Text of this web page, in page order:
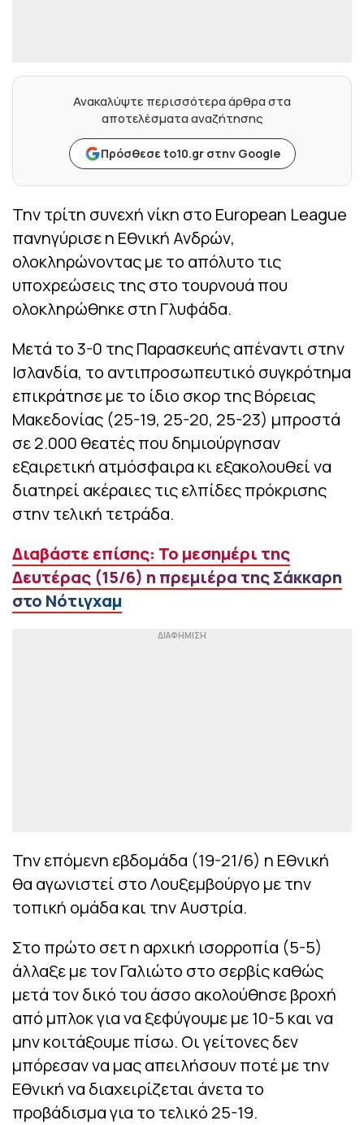
Ανακαλύψτε περισσότερα άρθρα στα
αποτελέσματα αναζήτησης
Πρόσθεσε to10.gr στην Google
Την τρίτη συνεχή νίκη στο European League
πανηγύρισε η Εθνική Ανδρών,
ολοκληρώνοντας με το απόλυτο τις
υποχρεώσεις της στο τουρνουά που
ολοκληρώθηκε στη Γλυφάδα.
Μετά το 3-0 της Παρασκευής απέναντι στην
Ισλανδία, το αντιπροσωπευτικό συγκρότημα
επικράτησε με το ίδιο σκορ της Βόρειας
Μακεδονίας (25-19, 25-20, 25-23) μπροστά
σε 2.000 θεατές που δημιούργησαν
εξαιρετική ατμόσφαιρα κι εξακολουθεί να
διατηρεί ακέραιες τις ελπίδες πρόκρισης
στην τελική τετράδα.
Διαβάστε επίσης: Το μεσημέρι της
Δευτέρας (15/6) η πρεμιέρα της Σάκκαρη
στο Νότιγχαμ
Την επόμενη εβδομάδα (19-21/6) η Εθνική
θα αγωνιστεί στο Λουξεμβούργο με την
τοπική ομάδα και την Αυστρία.
Στο πρώτο σετ η αρχική ισορροπία (5-5)
άλλαξε με τον Γαλιώτο στο σερβίς καθώς
μετά τον δικό του άσσο ακολούθησε βροχή
από μπλοκ για να ξεφύγουμε με 10-5 και να
μην κοιτάξουμε πίσω. Οι γείτονες δεν
μπόρεσαν να μας απειλήσουν ποτέ με την
Εθνική να διαχειρίζεται άνετα το
προβάδισμα για το τελικό 25-19.